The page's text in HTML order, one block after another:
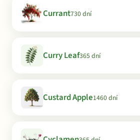
Currant730 dní
Curry Leaf365 dní
Custard Apple1460 dní